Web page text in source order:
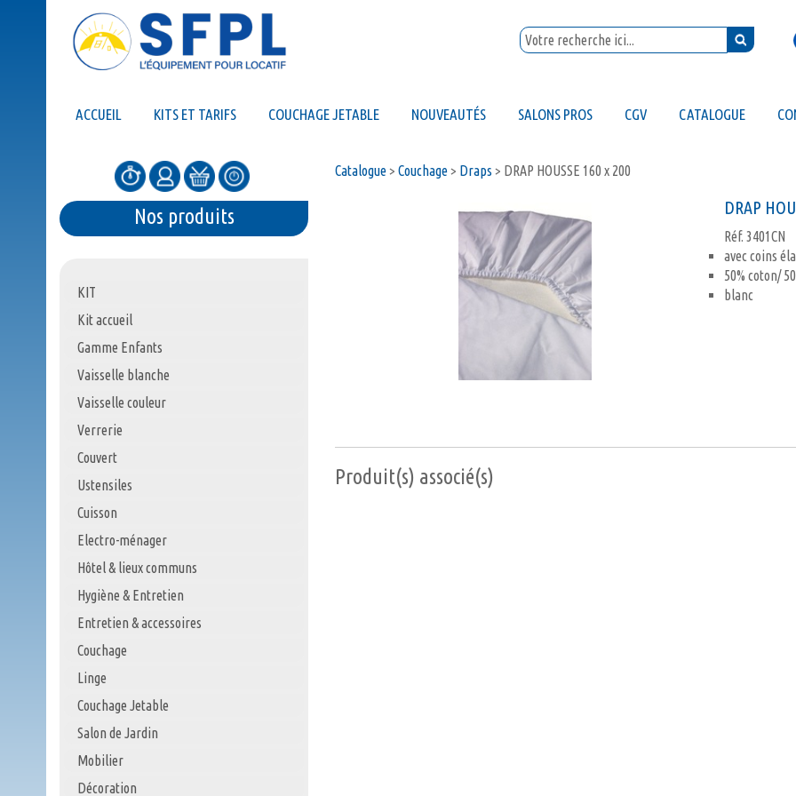
ACCUEIL KITS ET TARIFS COUCHAGE JETABLE NOUVEAUTÉS SALONS PROS CGV CATALOGUE
Nos produits
KIT
Kit accueil
Gamme Enfants
Vaisselle blanche
Vaisselle couleur
Verrerie
Couvert
Ustensiles
Cuisson
Electro-ménager
Hôtel & lieux communs
Hygiène & Entretien
Entretien & accessoires
Couchage
Linge
Couchage Jetable
Salon de Jardin
Mobilier
Décoration
Catalogue> Couchage> Draps > DRAP HOUSSE 160 x 200
DRAP
Réf. 3401CN
avec coins
50% coton/
blanc
Produit(s) associé(s)